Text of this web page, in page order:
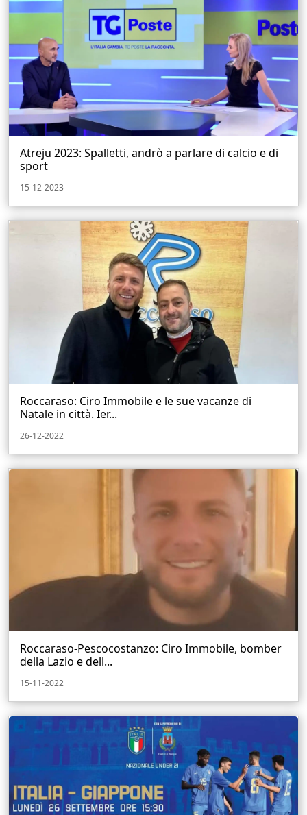
Atreju 2023: Spalletti, andrò a parlare di calcio e di
sport
15-12-2023
Roccaraso: Ciro Immobile e le sue vacanze di
Natale in città. Ier...
26-12-2022
Roccaraso-Pescocostanzo: Ciro Immobile, bomber
della Lazio e dell...
15-11-2022